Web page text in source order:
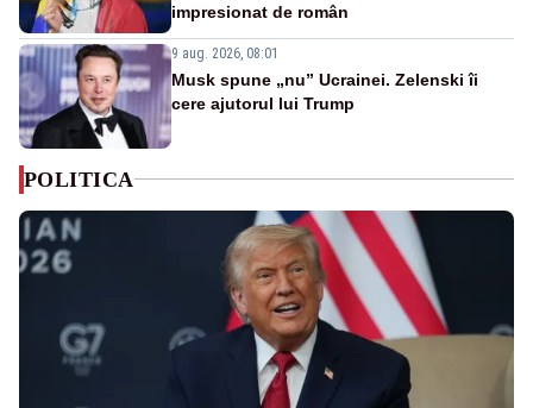
impresionat de român
9 aug. 2026, 08:01
Musk spune „nu” Ucrainei. Zelenski îi
cere ajutorul lui Trump
POLITICA